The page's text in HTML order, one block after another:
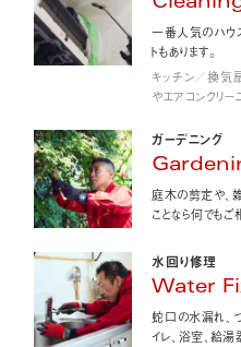
一番人気のハウス
トもあります。
キッチン／換気
やエアコンクリー
ガーデニング
庭木の剪定や、
ことなら何でもご
水回り修理
Water
蛇口の水漏れ、つ
イレ、浴室、給湯